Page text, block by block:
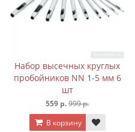
Набор высечных круглых
пробойников NN 1-5 мм 6
шт
559 р.999 р.
В корзину